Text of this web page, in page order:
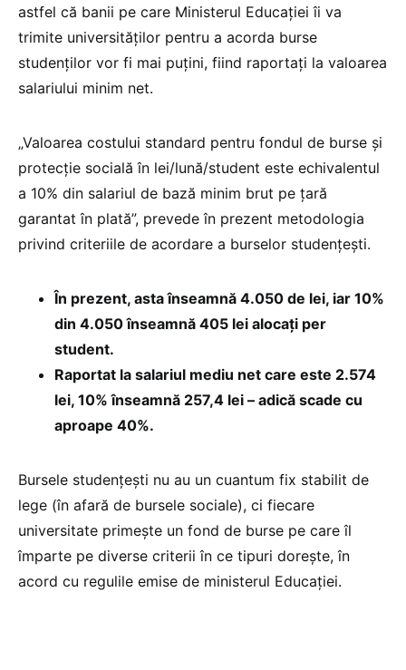
astfel că banii pe care Ministerul Educației îi va
trimite universităților pentru a acorda burse
studenților vor fi mai puțini, fiind raportați la valoarea
salariului minim net.
„Valoarea costului standard pentru fondul de burse și
protecție socială în lei/lună/student este echivalentul
a 10% din salariul de bază minim brut pe țară
garantat în plată”, prevede în prezent metodologia
privind criteriile de acordare a burselor studențești.
În prezent, asta înseamnă 4.050 de lei, iar 10%
din 4.050 înseamnă 405 lei alocați per
student.
Raportat la salariul mediu net care este 2.574
lei, 10% înseamnă 257,4 lei – adică scade cu
aproape 40%.
Bursele studențești nu au un cuantum fix stabilit de
lege (în afară de bursele sociale), ci fiecare
universitate primește un fond de burse pe care îl
împarte pe diverse criterii în ce tipuri dorește, în
acord cu regulile emise de ministerul Educației.